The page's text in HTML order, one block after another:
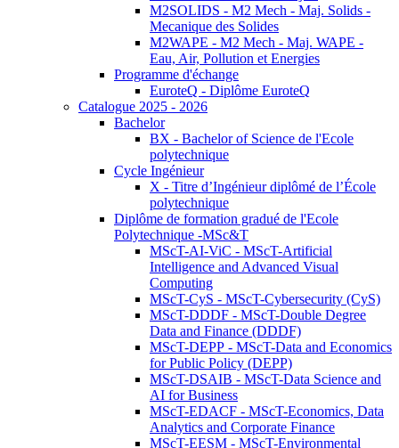
M2SOLIDS - M2 Mech - Maj. Solids -
Mecanique des Solides
M2WAPE - M2 Mech - Maj. WAPE -
Eau, Air, Pollution et Energies
Programme d'échange
EuroteQ - Diplôme EuroteQ
Catalogue 2025 - 2026
Bachelor
BX - Bachelor of Science de l'Ecole
polytechnique
Cycle Ingénieur
X - Titre d’Ingénieur diplômé de l’École
polytechnique
Diplôme de formation gradué de l'Ecole
Polytechnique -MSc&T
MScT-AI-ViC - MScT-Artificial
Intelligence and Advanced Visual
Computing
MScT-CyS - MScT-Cybersecurity (CyS)
MScT-DDDF - MScT-Double Degree
Data and Finance (DDDF)
MScT-DEPP - MScT-Data and Economics
for Public Policy (DEPP)
MScT-DSAIB - MScT-Data Science and
AI for Business
MScT-EDACF - MScT-Economics, Data
Analytics and Corporate Finance
MScT-EESM - MScT-Environmental